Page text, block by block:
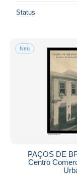
Status
Neu
PAÇOS DE
Centro